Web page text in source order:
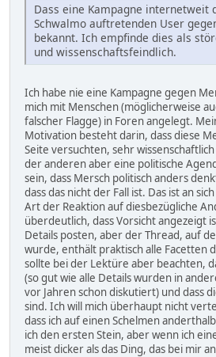
Dass eine Kampagne internetweit
Schwalmo auftretenden User
bekannt. Ich empfinde dies als
und wissenschaftsfeindlich.
Ich habe nie eine Kampagne gegen
mich mit Menschen (möglicherweise
falscher Flagge) in Foren angelegt.
Motivation besteht darin, dass diese
Seite versuchten, sehr
der anderen aber eine politische
sein, dass Mersch politisch anders
dass das nicht der Fall ist. Das ist an
Art der Reaktion auf diesbezügliche
überdeutlich, dass Vorsicht angezeigt
Details posten, aber der Thread, auf
wurde, enthält praktisch alle Facetten
sollte bei der Lektüre aber beachten,
(so gut wie alle Details wurden in
vor Jahren schon diskutiert) und dass
sind. Ich will mich überhaupt nicht
dass ich auf einen Schelmen
ich den ersten Stein, aber wenn ich
meist dicker als das Ding, das bei mir